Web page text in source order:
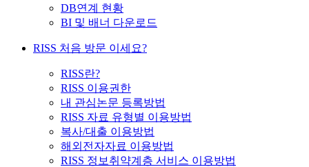
DB연계 현황
BI 및 배너 다운로드
RISS 처음 방문 이세요?
RISS란?
RISS 이용권한
내 관심논문 등록방법
RISS 자료 유형별 이용방법
복사/대출 이용방법
해외전자자료 이용방법
RISS 정보취약계층 서비스 이용방법